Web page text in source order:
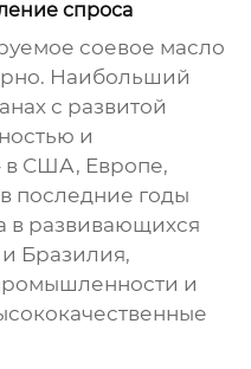
спроса
соевое масло
Наибольший
с развитой
и
в США, Европе,
последние годы
в развивающихся
и Бразилия,
и